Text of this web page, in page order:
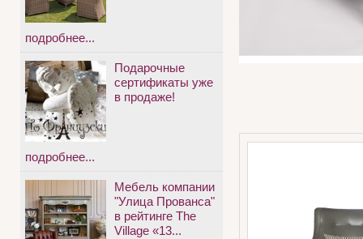
подробнее...
Подарочные
сертификаты уже
в продаже!
подробнее...
Мебель компании
"Улица Прованса"
в рейтинге The
Village «13...